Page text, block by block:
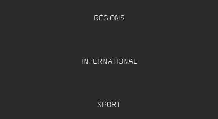
RÉGIONS
INTERNATIONAL
SPORT